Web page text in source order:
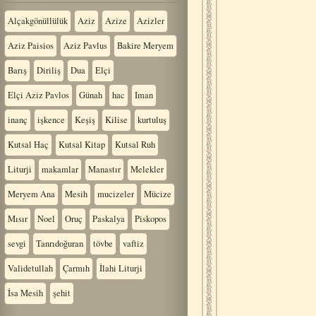
Alçakgönüllülük Aziz Azize Azizler
Aziz Paisios Aziz Pavlus Bakire Meryem
Barış Diriliş Dua Elçi
Elçi Aziz Pavlos Günah hac Iman
inanç işkence Keşiş Kilise kurtuluş
Kutsal Haç Kutsal Kitap Kutsal Ruh
Liturji makamlar Manastır Melekler
Meryem Ana Mesih mucizeler Mücize
Mısır Noel Oruç Paskalya Piskopos
sevgi Tanrıdoğuran tövbe vaftiz
Validetullah Çarmıh İlahi Liturji
İsa Mesih şehit